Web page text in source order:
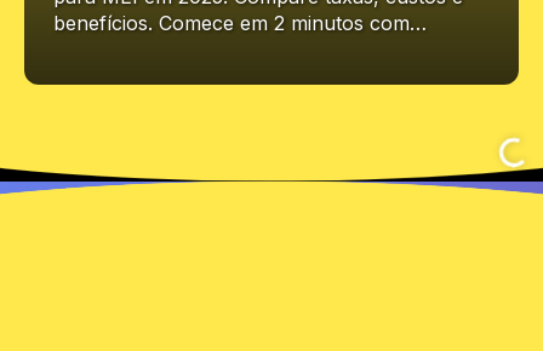
benefícios. Comece em 2 minutos com…